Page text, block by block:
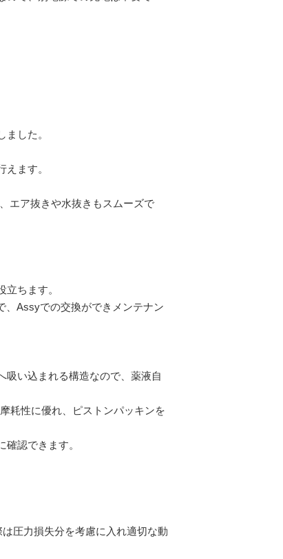
した。
ます。
エア抜きや水抜きもスムーズで
ちます。
、Assyでの交換ができメンテナン
吸い込まれる構造なので、薬液自
耗性に優れ、ピストンパッキンを
認できます。
圧力損失分を考慮に入れ適切な動